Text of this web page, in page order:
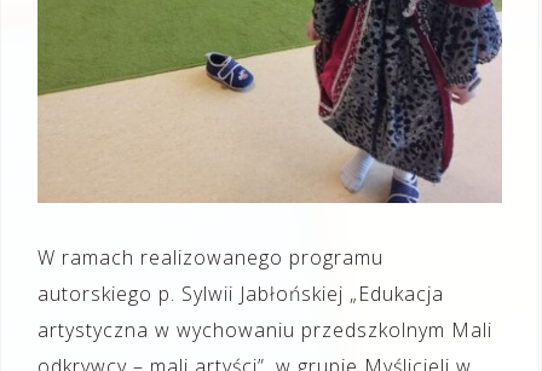
W ramach realizowanego programu
autorskiego p. Sylwii Jabłońskiej „Edukacja
artystyczna w wychowaniu przedszkolnym Mali